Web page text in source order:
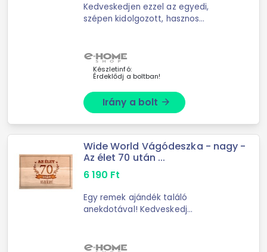
Kedveskedjen ezzel az egyedi,
szépen kidolgozott, hasznos
nem fog elmaradni! -Anyaga: B
Készletinfó:
Érdeklődj a boltban!
Irány a bolt arrow_forward
Wide World Vágódeszka - nagy -
Az élet 70 után ...
6 190 Ft
Egy remek ajándék találó
anekdotával! Kedveskedj
remek ajándékkal! -Anyaga: B